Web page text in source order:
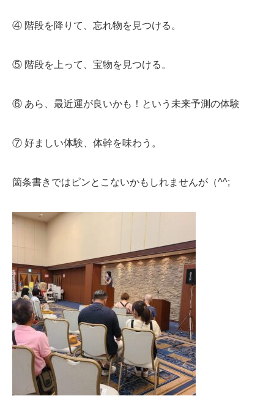
④ 階段を降りて、忘れ物を見つける。
⑤ 階段を上って、宝物を見つける。
⑥ あら、最近運が良いかも！という未来予測の体験
⑦ 好ましい体験、体幹を味わう。
箇条書きではピンとこないかもしれませんが（^^;